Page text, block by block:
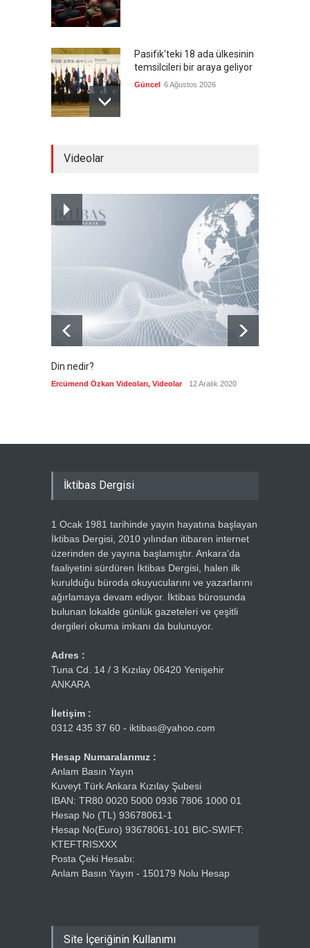
Pasifik'teki 18 ada ülkesinin
temsilcileri bir araya geliyor
Güncel 6 Ağustos 2026
Japonya, nükleer silah
karşıtlığını teyid etmedi
6 Ağustos 2026
Videolar
Din nedir?
Ercümend Özkan Videoları, Videolar 12 Aralık 2020
İktibas Dergisi
1 Ocak 1981 tarihinde yayın hayatına başlayan
İktibas Dergisi, 2010 yılından itibaren internet
üzerinden de yayına başlamıştır. Ankara’da
faaliyetini sürdüren İktibas Dergisi, halen ilk
kurulduğu büroda okuyucularını ve yazarlarını
ağırlamaya devam ediyor. İktibas bürosunda
bulunan lokalde günlük gazeteleri ve çeşitli
dergileri okuma imkanı da bulunuyor.
Adres :
Tuna Cd. 14 / 3 Kızılay 06420 Yenişehir
ANKARA
İletişim :
0312 435 37 60 - iktibas@yahoo.com
Hesap Numaralarımız :
Anlam Basın Yayın
Kuveyt Türk Ankara Kızılay Şubesi
IBAN: TR80 0020 5000 0936 7806 1000 01
Hesap No (TL) 93678061-1
Hesap No(Euro) 93678061-101 BIC-SWIFT:
KTEFTRISXXX
Posta Çeki Hesabı:
Anlam Basın Yayın - 150179 Nolu Hesap
Site İçeriğinin Kullanımı